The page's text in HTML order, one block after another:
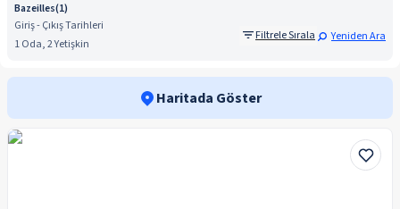
Bazeilles(1)
Giriş - Çıkış Tarihleri
1 Oda, 2 Yetişkin
Filtrele Sırala Yeniden Ara
Haritada Göster